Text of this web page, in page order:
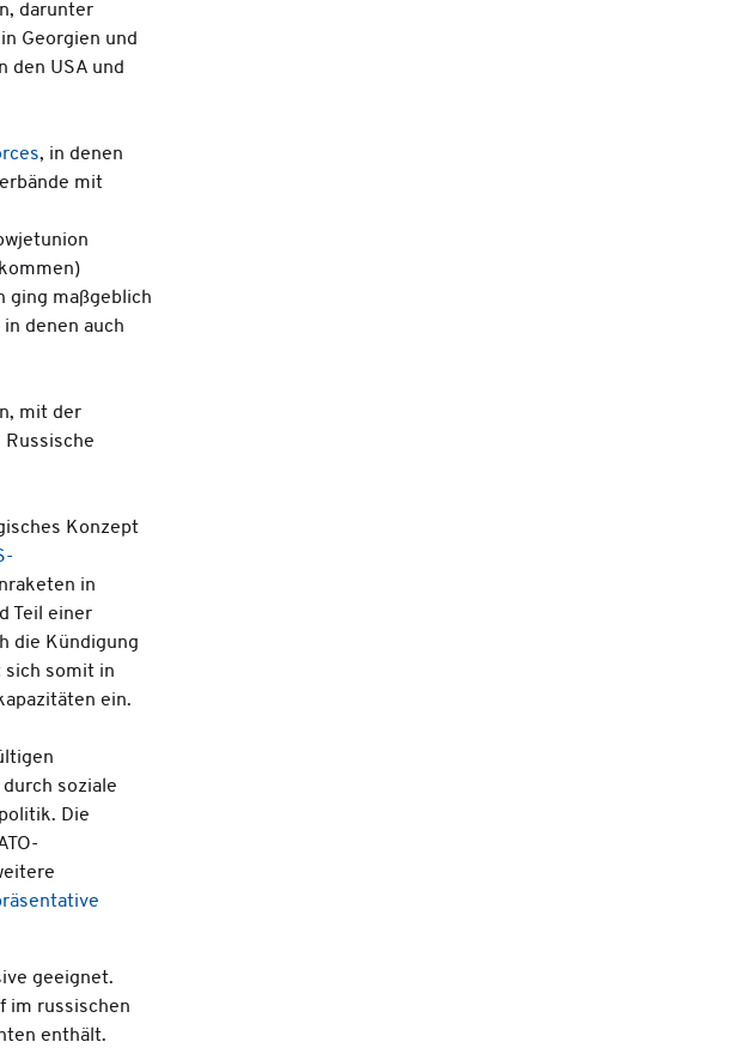
darunter
Georgien und
den USA und
, in denen
mit
ging maßgeblich
denen auch
mit der
Konzept
in
Teil einer
die Kündigung
sich somit in
ein.
soziale
Die
geeignet.
im russischen
enthält.